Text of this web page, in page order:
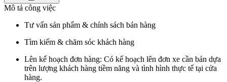
Mô tả công việc
Tư vấn sản phẩm & chính sách bán hàng
Tìm kiếm & chăm sóc khách hàng
Lên kế hoạch đơn hàng: Có kế hoạch lên đơn xe cần bán dựa
trên lượng khách hàng tiềm năng và tình hình thực tế tại cửa
hàng.